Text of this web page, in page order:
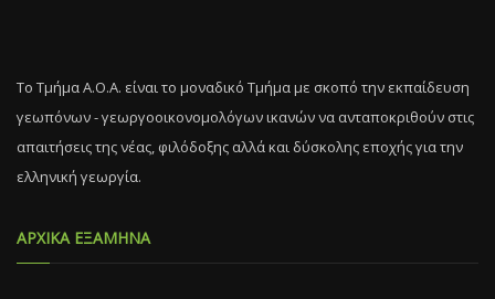
Το Τμήμα Α.Ο.Α. είναι το μοναδικό Τμήμα με σκοπό την εκπαίδευση
γεωπόνων - γεωργοοικονομολόγων ικανών να ανταποκριθούν στις
απαιτήσεις της νέας, φιλόδοξης αλλά και δύσκολης εποχής για την
ελληνική γεωργία.
ΑΡΧΙΚΑ ΕΞΑΜΗΝΑ